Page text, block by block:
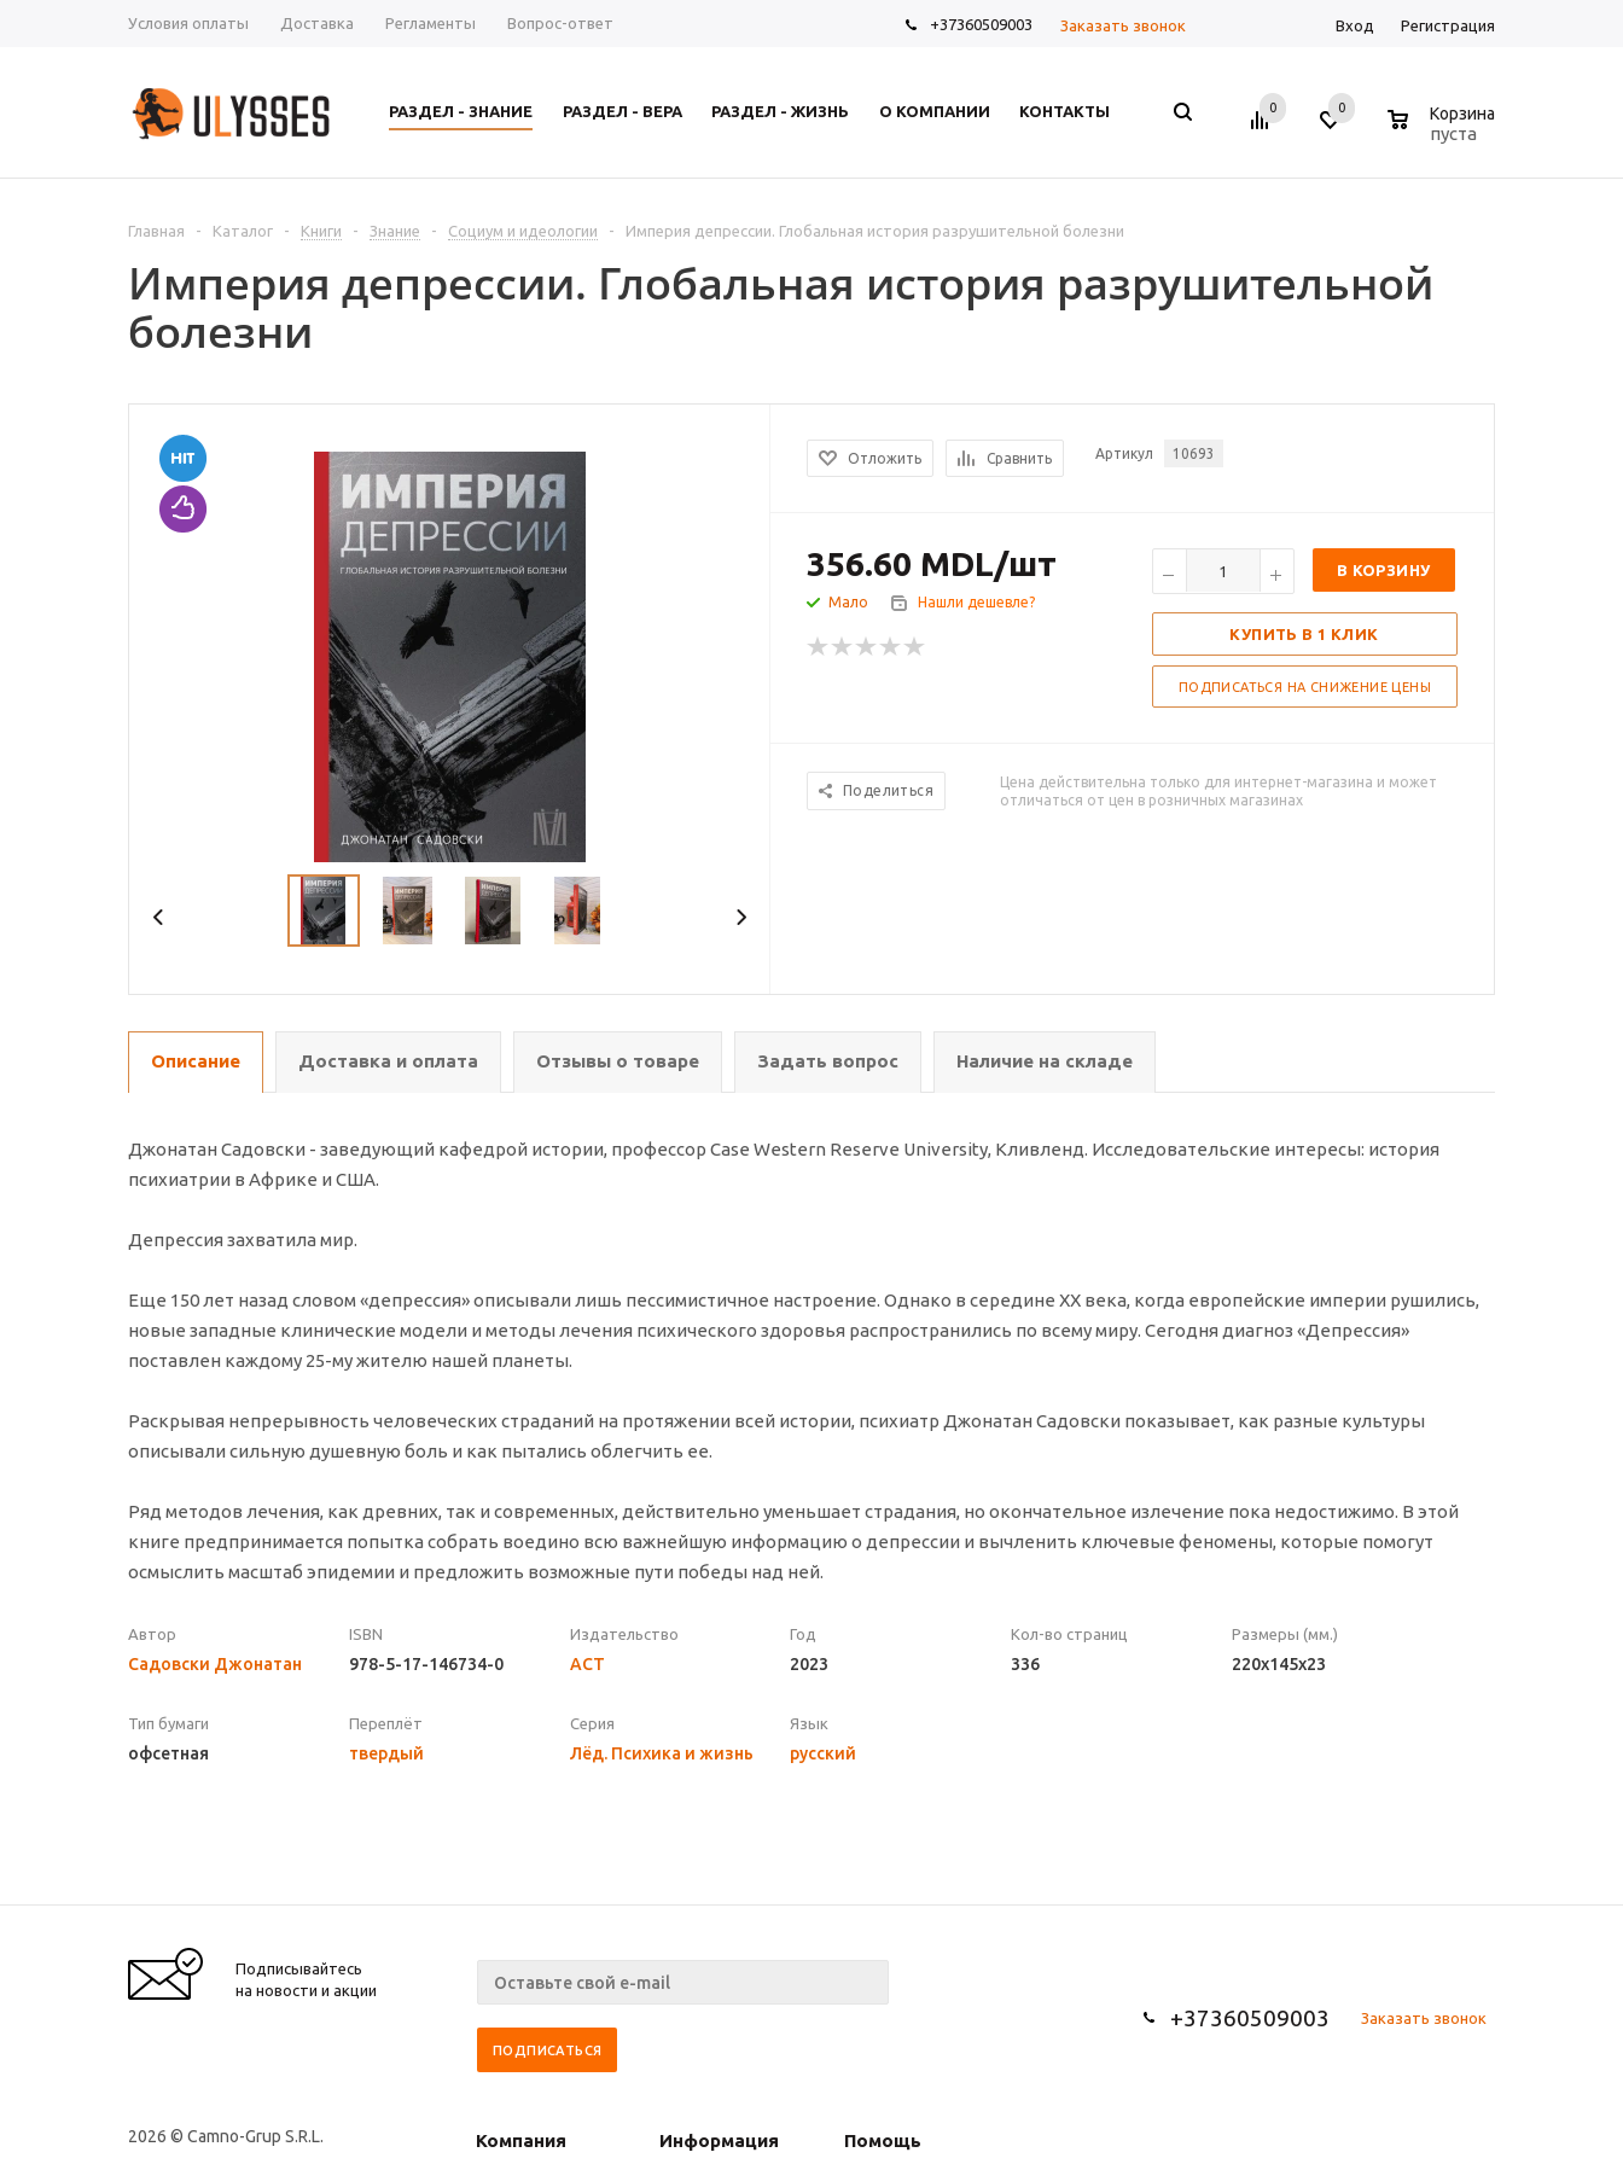
Условия оплаты Доставка Регламенты Вопрос-ответ +37360509003 Заказать звонок Вход Регистрация
РАЗДЕЛ - ЗНАНИЕ РАЗДЕЛ - ВЕРА РАЗДЕЛ - ЖИЗНЬ О КОМПАНИИ КОНТАКТЫ 0 0 Корзина
пуста
Главная - Каталог - Книги - Знание - Социум и идеологии - Империя депрессии. Глобальная история разрушительной болезни
Империя депрессии. Глобальная история разрушительной
болезни
Отложить Сравнить Артикул 10693
356.60 MDL/шт
Мало Нашли дешевле?
В КОРЗИНУ
КУПИТЬ В 1 КЛИК
ПОДПИСАТЬСЯ НА СНИЖЕНИЕ ЦЕНЫ
Поделиться
Цена действительна только для интернет-магазина и может
отличаться от цен в розничных магазинах
Описание Доставка и оплата Отзывы о товаре Задать вопрос Наличие на складе
Джонатан Садовски - заведующий кафедрой истории, профессор Case Western Reserve University, Кливленд. Исследовательские интересы: история
психиатрии в Африке и США.
Депрессия захватила мир.
Еще 150 лет назад словом «депрессия» описывали лишь пессимистичное настроение. Однако в середине ХХ века, когда европейские империи рушились,
новые западные клинические модели и методы лечения психического здоровья распространились по всему миру. Сегодня диагноз «Депрессия»
поставлен каждому 25-му жителю нашей планеты.
Раскрывая непрерывность человеческих страданий на протяжении всей истории, психиатр Джонатан Садовски показывает, как разные культуры
описывали сильную душевную боль и как пытались облегчить ее.
Ряд методов лечения, как древних, так и современных, действительно уменьшает страдания, но окончательное излечение пока недостижимо. В этой
книге предпринимается попытка собрать воедино всю важнейшую информацию о депрессии и вычленить ключевые феномены, которые помогут
осмыслить масштаб эпидемии и предложить возможные пути победы над ней.
Автор
Садовски Джонатан
ISBN
978-5-17-146734-0
Издательство
АСТ
Год
2023
Кол-во страниц
336
Размеры (мм.)
220x145x23
Тип бумаги
офсетная
Переплёт
твердый
Серия
Лёд. Психика и жизнь
Язык
русский
Подписывайтесь
на новости и акции
+37360509003 Заказать звонок
2026 © Camno-Grup S.R.L. Компания Информация Помощь